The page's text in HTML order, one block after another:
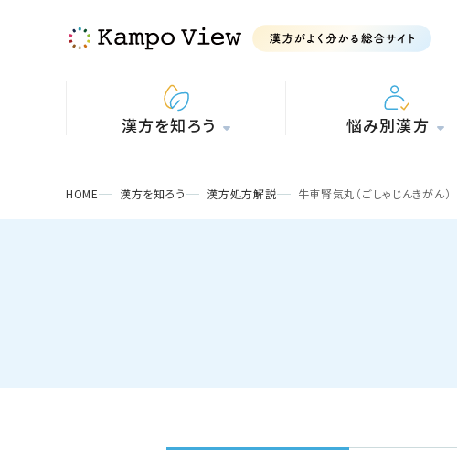
漢方を知ろう 悩み別漢方
HOME 漢方を知ろう 漢方処方解説 牛車腎気丸（ごしゃじんきがん）